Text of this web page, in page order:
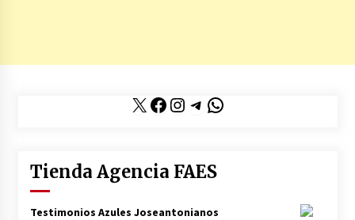
X Facebook
Instagram
Telegram
WhatsApp
Tienda Agencia FAES
Testimonios Azules Joseantonianos